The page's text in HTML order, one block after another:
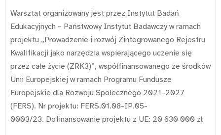
Warsztat organizowany jest przez Instytut Badań
Edukacyjnych – Państwowy Instytut Badawczy w ramach
projektu „Prowadzenie i rozwój Zintegrowanego Rejestru
Kwalifikacji jako narzędzia wspierającego uczenie się
przez całe życie (ZRK3)”, współfinansowanego ze środków
Unii Europejskiej w ramach Programu Fundusze
Europejskie dla Rozwoju Społecznego 2021–2027
(FERS). Nr projektu: FERS.01.08-IP.05-
0003/23. Dofinansowanie projektu z UE: 20 630 000 zł